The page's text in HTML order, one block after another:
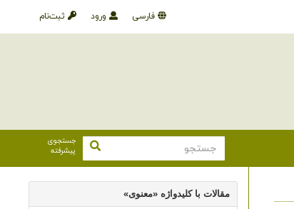
ثبت‌نام ورود فارسی
جستجوی
پیشرفته